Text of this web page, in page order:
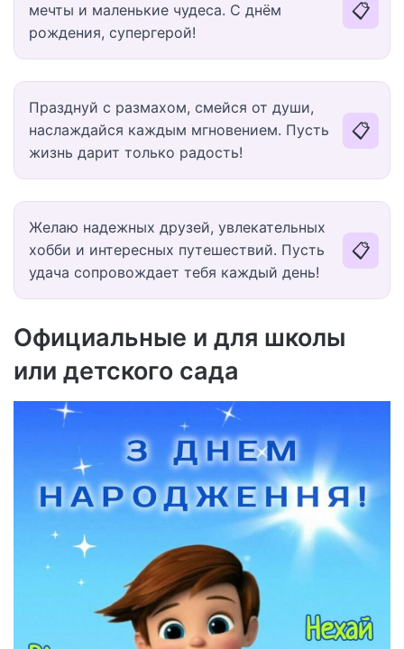
мечты и маленькие чудеса. С днём
рождения, супергерой!
📋
Празднуй с размахом, смейся от души,
наслаждайся каждым мгновением. Пусть
жизнь дарит только радость!
📋
Желаю надежных друзей, увлекательных
хобби и интересных путешествий. Пусть
удача сопровождает тебя каждый день!
📋
Официальные и для школы
или детского сада